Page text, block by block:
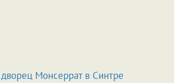
Монсеррат в Синтре